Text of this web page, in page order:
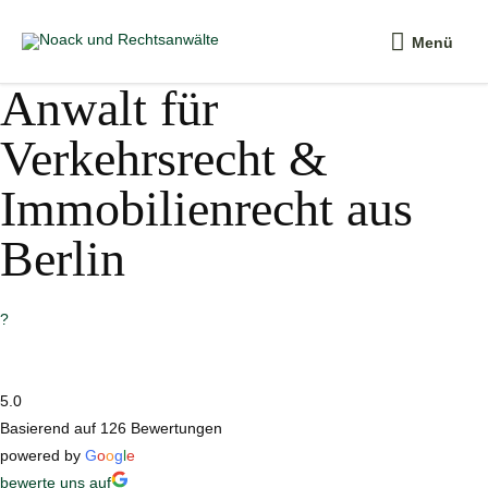
Inhalt
Menü
Menü
Anwalt für
Verkehrsrecht &
Immobilienrecht aus
Berlin
?
5.0
Basierend auf 126 Bewertungen
powered by Goog e
bewerte uns auf